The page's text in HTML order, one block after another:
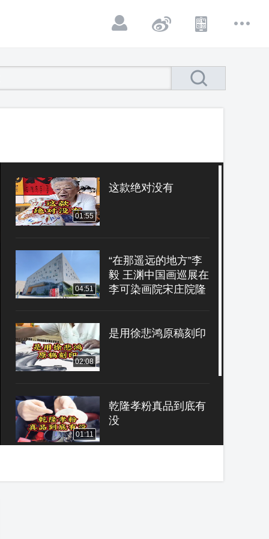
01:55
这款绝对没有
04:51
“在那遥远的地方”李
毅 王渊中国画巡展在
李可染画院宋庄院隆
02:08
是用徐悲鸿原稿刻印
01:11
乾隆孝粉真品到底有
没
书本上都没的 鉴别知